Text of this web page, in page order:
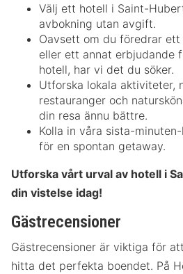
Välj ett hotell i Saint-
avbokning utan avgift.
Oavsett om du föredrar
eller ett annat erbjudande
hotell, har vi det du söker.
Utforska lokala aktiviteter,
restauranger och
din resa ännu bättre.
Kolla in våra sista-
för en spontan getaway.
Utforska vårt urval av hotell i
din vistelse idag!
Gästrecensioner
Gästrecensioner är viktiga för
hitta det perfekta boendet. På